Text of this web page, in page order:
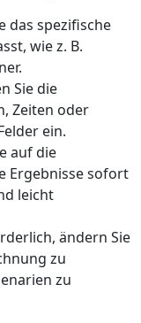
das spezifische
wie z. B.
Sie die
Zeiten oder
ein.
auf die
Ergebnisse sofort
leicht
ändern Sie
zu
zu